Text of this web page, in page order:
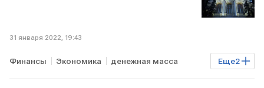
31 января 2022, 19:43
Еще2
Финансы Экономика денежная масса
РОССИЯ Банк России